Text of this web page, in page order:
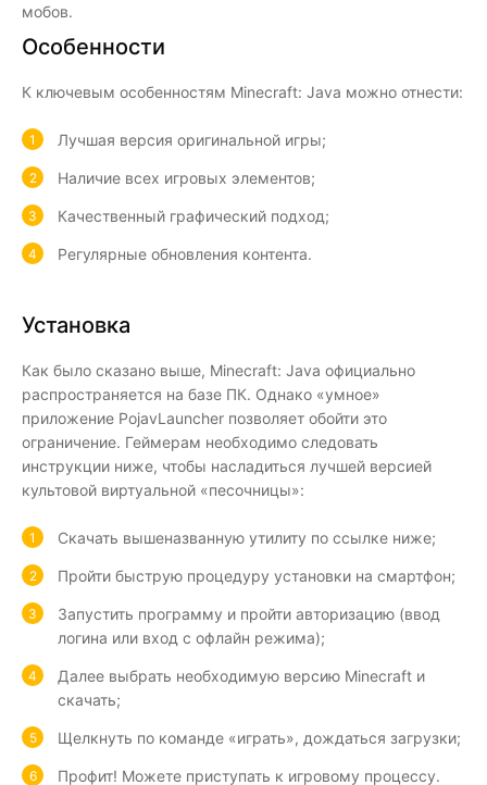
мобов.
Особенности
К ключевым особенностям Minecraft: Java можно отнести:
Лучшая версия оригинальной игры;
Наличие всех игровых элементов;
Качественный графический подход;
Регулярные обновления контента.
Установка
Как было сказано выше, Minecraft: Java официально
распространяется на базе ПК. Однако «умное»
приложение PojavLauncher позволяет обойти это
ограничение. Геймерам необходимо следовать
инструкции ниже, чтобы насладиться лучшей версией
культовой виртуальной «песочницы»:
Скачать вышеназванную утилиту по ссылке ниже;
Пройти быструю процедуру установки на смартфон;
Запустить программу и пройти авторизацию (ввод
логина или вход с офлайн режима);
Далее выбрать необходимую версию Minecraft и
скачать;
Щелкнуть по команде «играть», дождаться загрузки;
Профит! Можете приступать к игровому процессу.